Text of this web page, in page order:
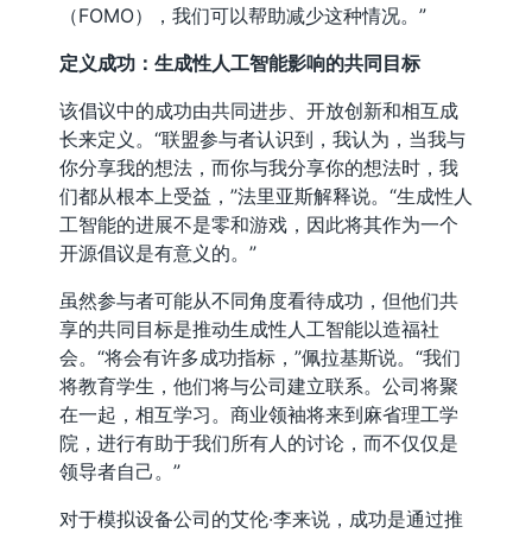
（FOMO），我们可以帮助减少这种情况。”
定义成功：生成性人工智能影响的共同目标
该倡议中的成功由共同进步、开放创新和相互成
长来定义。“联盟参与者认识到，我认为，当我与
你分享我的想法，而你与我分享你的想法时，我
们都从根本上受益，”法里亚斯解释说。“生成性人
工智能的进展不是零和游戏，因此将其作为一个
开源倡议是有意义的。”
虽然参与者可能从不同角度看待成功，但他们共
享的共同目标是推动生成性人工智能以造福社
会。“将会有许多成功指标，”佩拉基斯说。“我们
将教育学生，他们将与公司建立联系。公司将聚
在一起，相互学习。商业领袖将来到麻省理工学
院，进行有助于我们所有人的讨论，而不仅仅是
领导者自己。”
对于模拟设备公司的艾伦·李来说，成功是通过推